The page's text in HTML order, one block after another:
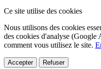
Ce site utilise des cookies
Nous utilisons des cookies
des cookies d'analyse
comment vous utilisez le site.
Accepter Refuser